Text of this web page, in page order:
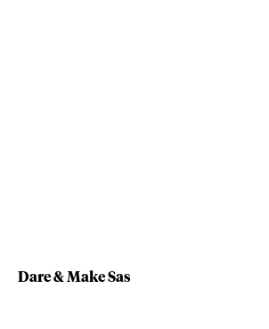
Dare & Make Sas